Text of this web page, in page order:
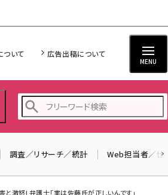
ついて 広告出稿について
MENU
ai (2799)
調査／リサーチ／統計 Web担当者／仕事
激怒! 弁護士「実は佐藤氏が正しいんです」